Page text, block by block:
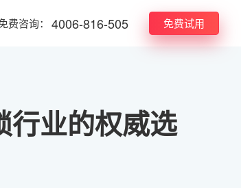
费咨询： 4006-816-505 免费试用
行业的权威选